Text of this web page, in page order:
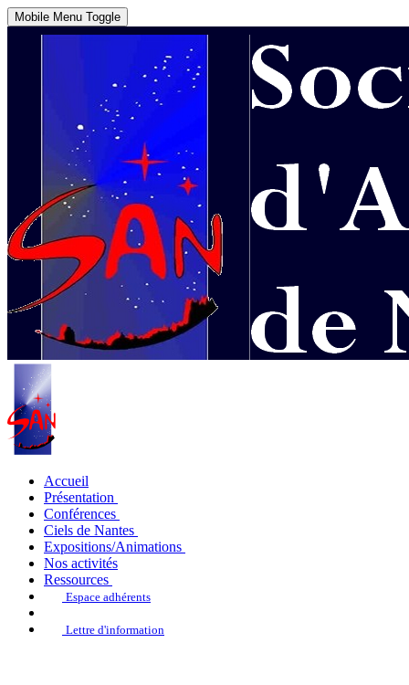
Mobile Menu Toggle
Accueil
Présentation
Conférences
Ciels de Nantes
Expositions/Animations
Nos activités
Ressources
Espace adhérents
Lettre d'information